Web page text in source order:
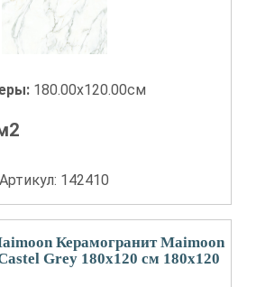
180.00x120.00см
Артикул: 142410
Керамогранит Maimoon
Grey 180х120 см 180x120